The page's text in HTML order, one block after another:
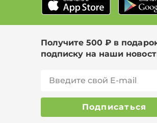
Получите 500 ₽ в
подписку на наши
Подписаться